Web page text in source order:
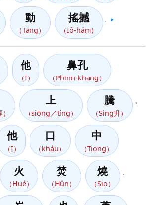
動
（Tāng）
搖撼
（Iô-hám）
▶️
他
（I）
鼻孔
（Phīnn-khang）
上
（siōng／tíng）
騰
（Sing升）
；
他
（I）
口
（kháu）
中
（Tiong）
火
（Hué）
焚
（Hûn）
燒
（Sio）